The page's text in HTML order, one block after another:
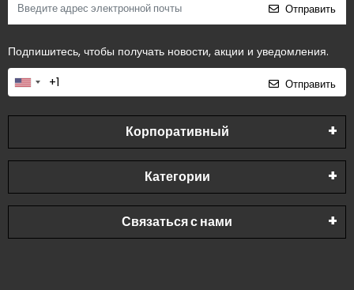
Отправить
Подпишитесь, чтобы получать новости, акции и уведомления.
Отправить
Корпоративный
Категории
Связаться с нами